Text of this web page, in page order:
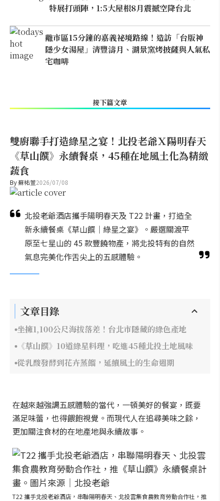
特展打頭陣，1:5大屋根8月震撼空降台北
離市區15分鐘的嘉義祕境路線！造訪「台版神
隱少女湯屋」清豐濤月、湖景窯烤披薩與人氣私
宅咖啡
接下篇文章
雙廚聯手打造綠星之宴！北投老爺Ｘ陽明春天
《草山饌》永續餐桌，45種在地風土化為精緻
蔬食
By蘇祐萱2026/07/08
北投老爺酒店攜手陽明春天及 T22 計畫，打造全
新永續餐桌《草山饌｜綠星之宴》。嚴選關渡平
原至七星山的 45 款豐饒物產，將北投特有的自然
氣息完美化作舌尖上的五感體驗。
文章目錄
坐擁1,100公尺海拔落差！台北市隱藏的綠色產地
《草山饌》10道綠星料理，吃進45種北投土地風味
從乳酸發酵到花卉蒸餾，延續風土的生命週期
在越來越強調五感體驗的當代，一頓美好的餐宴，既要
滿足味蕾，也得餵飽視覺。而現代人在追尋美味之餘，
更加關注食材的在地產地與永續故事。
T22 攜手北投老爺酒店，串聯陽明春天、北投雲集食農教育勞動合作社，推